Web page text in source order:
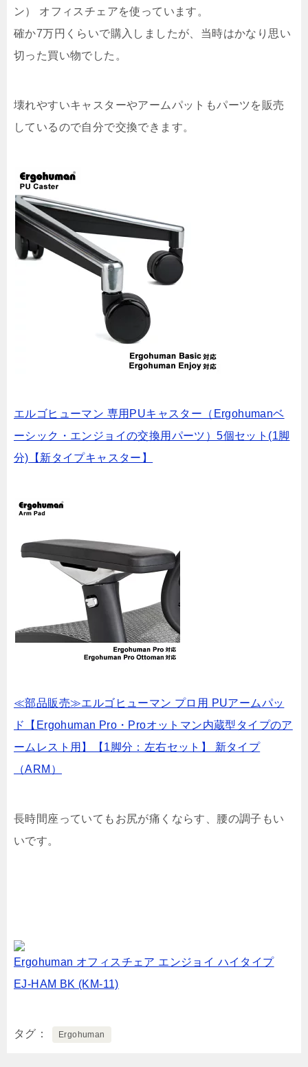
ン） オフィスチェアを使っています。
確か7万円くらいで購入しましたが、当時はかなり思い
切った買い物でした。
壊れやすいキャスターやアームパットもパーツを販売
しているので自分で交換できます。
エルゴヒューマン 専用PUキャスター（Ergohumanベ
ーシック・エンジョイの交換用パーツ）5個セット(1脚
分)【新タイプキャスター】
≪部品販売≫エルゴヒューマン プロ用 PUアームパッ
ド【Ergohuman Pro・Proオットマン内蔵型タイプのア
ームレスト用】【1脚分：左右セット】 新タイプ
（ARM）
長時間座っていてもお尻が痛くならす、腰の調子もい
いです。
Ergohuman オフィスチェア エンジョイ ハイタイプ
EJ-HAM BK (KM-11)
タグ Ergohuman